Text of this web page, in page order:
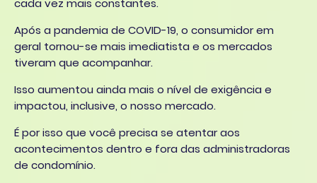
Após a pandemia de COVID-19, o consumidor em
geral tornou-se mais imediatista e os mercados
tiveram que acompanhar.
Isso aumentou ainda mais o nível de exigência e
impactou, inclusive, o nosso mercado.
É por isso que você precisa se atentar aos
acontecimentos dentro e fora das administradoras
de condomínio.